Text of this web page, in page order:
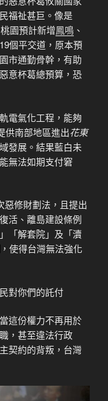
福祉甚巨。像是
園預計新增鳳鳴 、
個平交道，原本預
市通勤骨幹，有助
意杯葛總預算，恐
電氣化工程，能夠
供南部地區進出花東
發展。結果藍白未
無法如期支付窘
惡修財劃法，且提出
活、離島建設條例
「解套院」及「瀆
使得台灣無法強化
對你們的託付
這份權力不再用於
，甚至違法行政
契約的背叛，台灣